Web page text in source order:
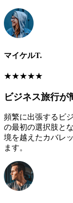
マイケルT.
★★★★★
ビジネス旅行が
頻繁に出張するビ
の最初の選択肢と
境を越えたカバレ
ます。